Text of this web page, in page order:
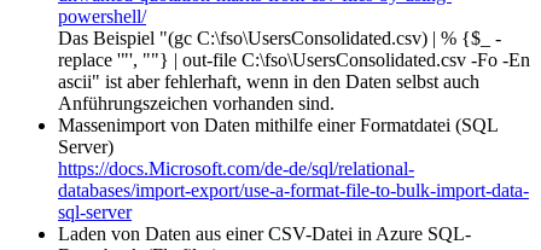
powershell/
Das Beispiel "(gc C:\fso\UsersConsolidated.csv) | % {$_ -
replace '"', ""} | out-file C:\fso\UsersConsolidated.csv -Fo -En
ascii" ist aber fehlerhaft, wenn in den Daten selbst auch
Anführungszeichen vorhanden sind.
Massenimport von Daten mithilfe einer Formatdatei (SQL
Server)
https://docs.Microsoft.com/de-de/sql/relational-
databases/import-export/use-a-format-file-to-bulk-import-data-
sql-server
Laden von Daten aus einer CSV-Datei in Azure SQL-